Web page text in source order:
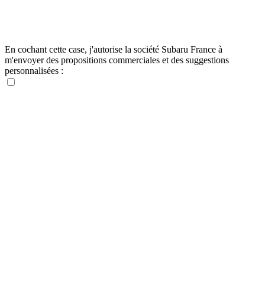
En cochant cette case, j'autorise la société Subaru France à
m'envoyer des propositions commerciales et des suggestions
personnalisées :